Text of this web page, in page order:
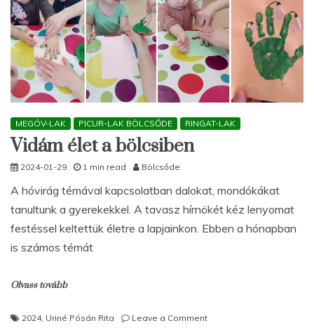
MEGÓV-LAK PICUR-LAK BÖLCSŐDE RINGAT-LAK
Vidám élet a bölcsiben
2024-01-29 1 min read Bölcsőde
A hóvirág témával kapcsolatban dalokat, mondókákat
tanultunk a gyerekekkel. A tavasz hírnökét kéz lenyomat
festéssel keltettük életre a lapjainkon. Ebben a hónapban
is számos témát
Olvass tovább
2024, Uriné Pósán Rita Leave a Commenton